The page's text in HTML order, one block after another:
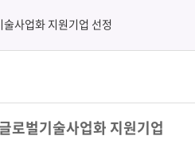
사업화 지원기업 선정
로벌기술사업화 지원기업